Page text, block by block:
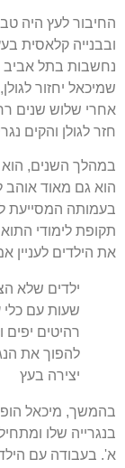
החיבור לעץ היה
ובבנייה קלאסית
נחשבות בתל
שמיכאל יחזור לגולן,
אחרי שלוש שנים
חזר לגולן והקים
במהלך השנים,
הוא גם מאוד
בעמותה המסייעת
תקופת לימודי
את הילדים לעניין
ילדים שלא
שעות עם כלי
רהיטים יפים
להפוך את
יצירה בעץ
בהמשך, מיכאל
בנגרייה שלו
א'. בעבודה עם